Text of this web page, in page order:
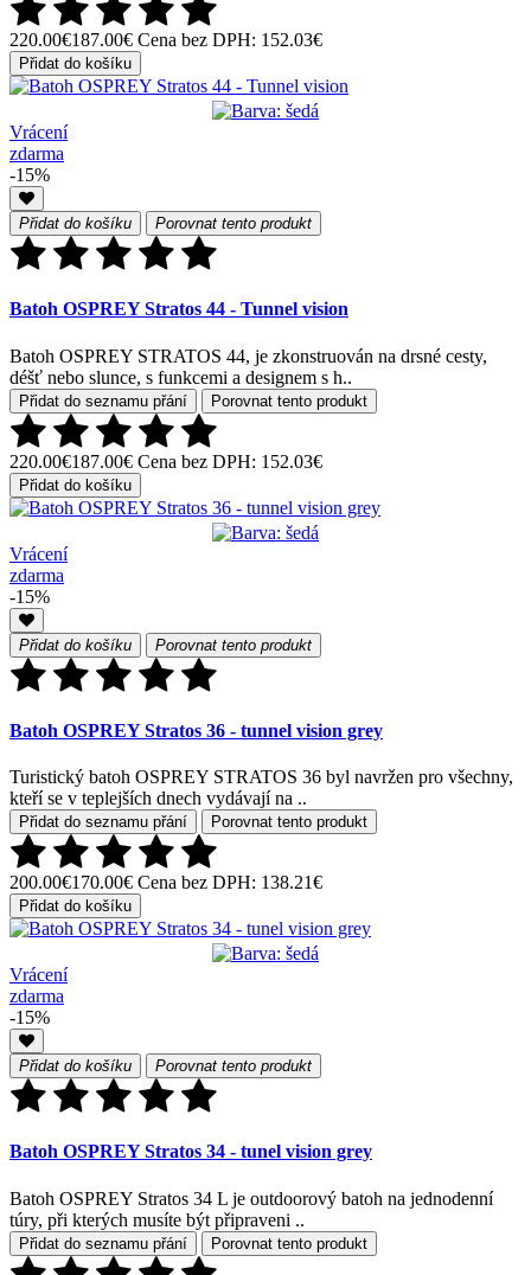
220.00€187.00€ Cena bez DPH: 152.03€
Přidat do košíku
Vrácení
zdarma
-15%
Přidat do košíku Porovnat tento produkt
Batoh OSPREY Stratos 44 - Tunnel vision
Batoh OSPREY STRATOS 44, je zkonstruován na drsné cesty,
déšť nebo slunce, s funkcemi a designem s h..
Přidat do seznamu přání Porovnat tento produkt
220.00€187.00€ Cena bez DPH: 152.03€
Přidat do košíku
Vrácení
zdarma
-15%
Přidat do košíku Porovnat tento produkt
Batoh OSPREY Stratos 36 - tunnel vision grey
Turistický batoh OSPREY STRATOS 36 byl navržen pro všechny,
kteří se v teplejších dnech vydávají na ..
Přidat do seznamu přání Porovnat tento produkt
200.00€170.00€ Cena bez DPH: 138.21€
Přidat do košíku
Vrácení
zdarma
-15%
Přidat do košíku Porovnat tento produkt
Batoh OSPREY Stratos 34 - tunel vision grey
Batoh OSPREY Stratos 34 L je outdoorový batoh na jednodenní
túry, při kterých musíte být připraveni ..
Přidat do seznamu přání Porovnat tento produkt